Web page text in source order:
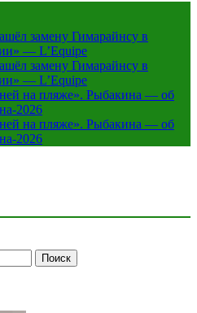
замену Гимарайнсу в
— L’Equipe
замену Гимарайнсу в
— L’Equipe
на пляже». Рыбакина — об
2026
на пляже». Рыбакина — об
2026